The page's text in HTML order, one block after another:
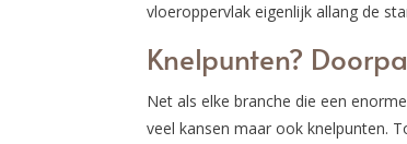
vloeroppervlak eigenlijk allang de
Knelpunten?
Net als elke branche die een
veel kansen maar ook knelpunten.